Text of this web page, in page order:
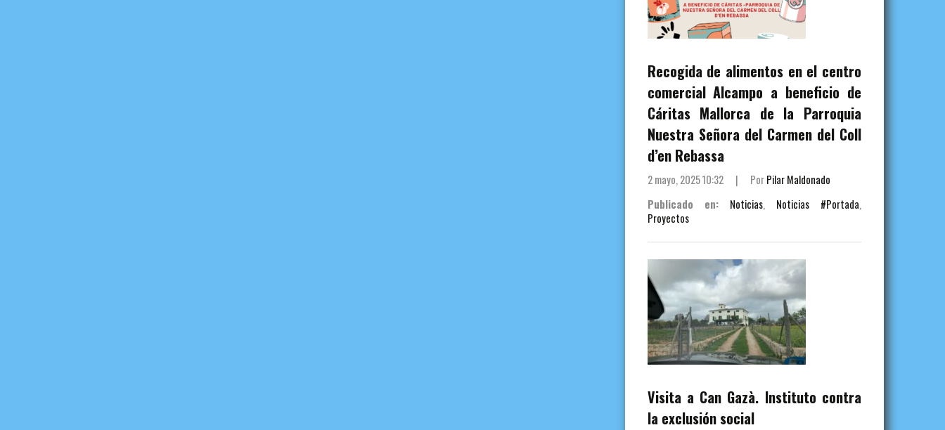
Recogida de alimentos en el centro
comercial Alcampo a beneficio de
Cáritas Mallorca de la Parroquia
Nuestra Señora del Carmen del Coll
d’en Rebassa
2 mayo, 2025 10:32 | PorPilar Maldonado
Publicado en:
Noticias, Noticias #Portada,
Proyectos
Visita a Can Gazà. Instituto contra
la exclusión social